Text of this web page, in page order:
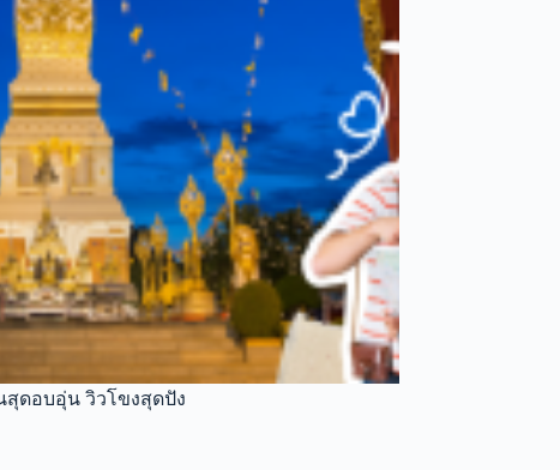
สุดอบอุ่น วิวโขงสุดปัง